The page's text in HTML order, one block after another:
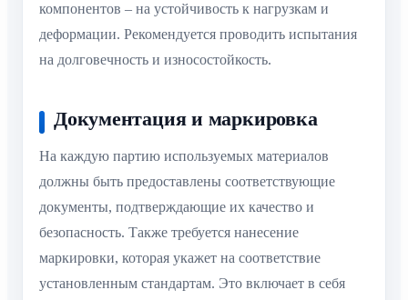
компонентов – на устойчивость к нагрузкам и
деформации. Рекомендуется проводить испытания
на долговечность и износостойкость.
Документация и маркировка
На каждую партию используемых материалов
должны быть предоставлены соответствующие
документы, подтверждающие их качество и
безопасность. Также требуется нанесение
маркировки, которая укажет на соответствие
установленным стандартам. Это включает в себя